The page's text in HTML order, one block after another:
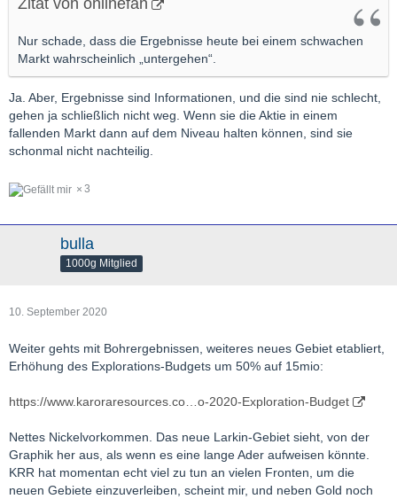
WFN-135: 5.2% over 0.8 m;
Zitat von onlinefan
Nur schade, dass die Ergebnisse heute bei einem schwachen
Markt wahrscheinlich „untergehen“.
Ja. Aber, Ergebnisse sind Informationen, und die sind nie schlecht,
gehen ja schließlich nicht weg. Wenn sie die Aktie in einem
fallenden Markt dann auf dem Niveau halten können, sind sie
schonmal nicht nachteilig.
3
bulla
1000g Mitglied
10. September 2020
Weiter gehts mit Bohrergebnissen, weiteres neues Gebiet etabliert,
Erhöhung des Explorations-Budgets um 50% auf 15mio:
https://www.karoraresources.co…o-2020-Exploration-Budget
Nettes Nickelvorkommen. Das neue Larkin-Gebiet sieht, von der
Graphik her aus, als wenn es eine lange Ader aufweisen könnte.
KRR hat momentan echt viel zu tun an vielen Fronten, um die
neuen Gebiete einzuverleiben, scheint mir, und neben Gold noch